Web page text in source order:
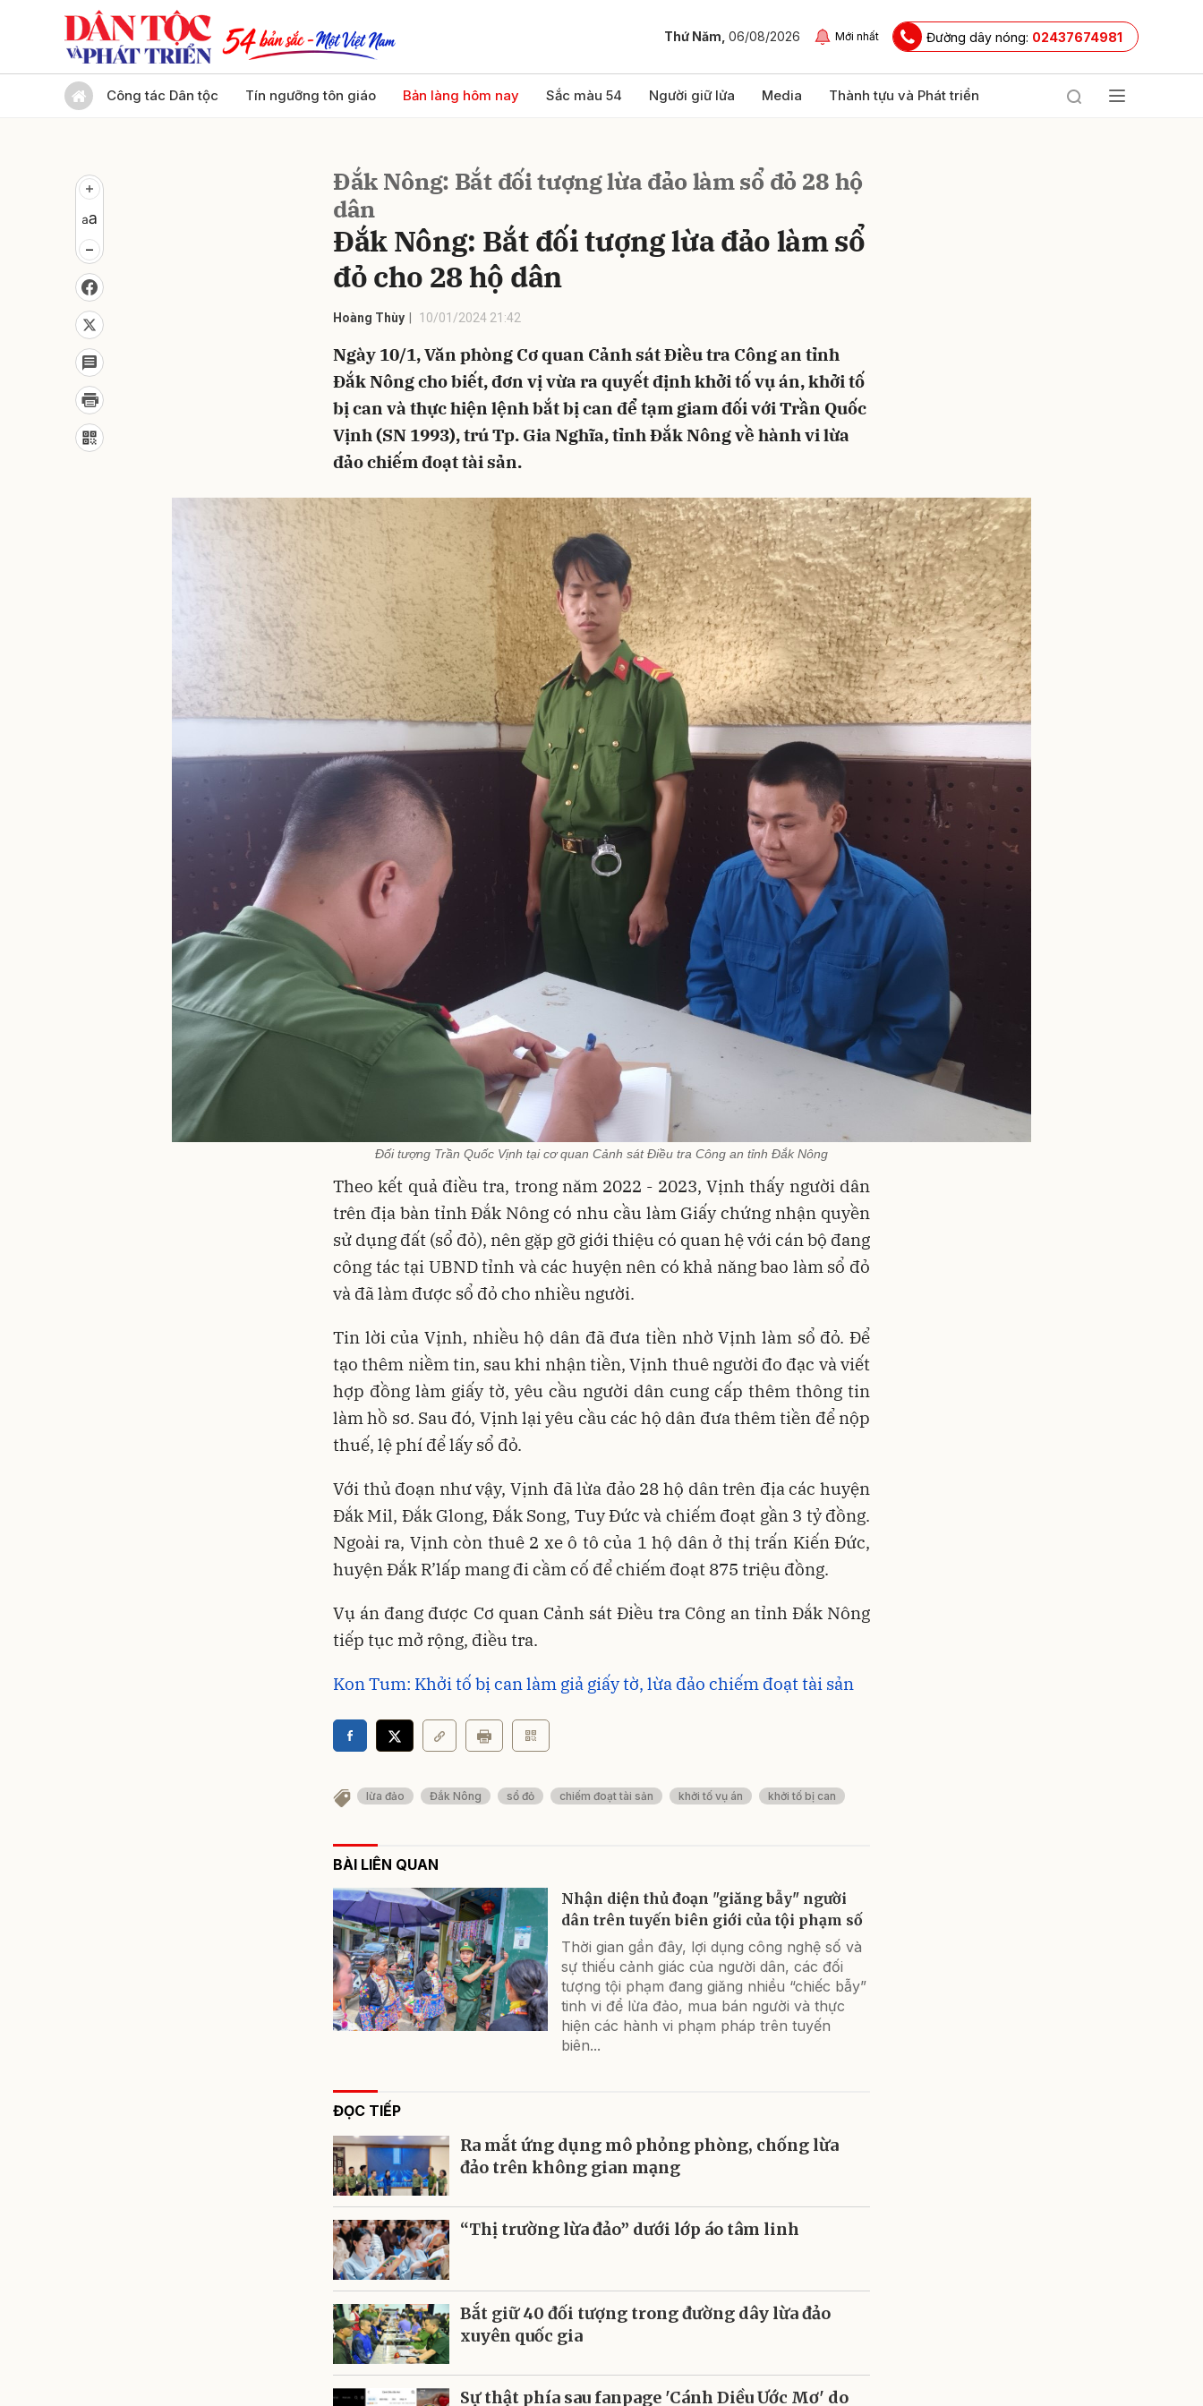
Thứ Năm, 06/08/2026 Mới nhất Đường dây nóng: 02437674981
Công tác Dân tộc Tín ngưỡng tôn giáo Bản làng hôm nay Sắc màu 54 Người giữ lửa Media Thành tựu và Phát triển
Đắk Nông: Bắt đối tượng lừa đảo làm sổ đỏ 28 hộ
dân
Đắk Nông: Bắt đối tượng lừa đảo làm sổ
đỏ cho 28 hộ dân
Hoàng Thùy 10/01/2024 21:42
Ngày 10/1, Văn phòng Cơ quan Cảnh sát Điều tra Công an tỉnh
Đắk Nông cho biết, đơn vị vừa ra quyết định khởi tố vụ án, khởi tố
bị can và thực hiện lệnh bắt bị can để tạm giam đối với Trần Quốc
Vịnh (SN 1993), trú Tp. Gia Nghĩa, tỉnh Đắk Nông về hành vi lừa
đảo chiếm đoạt tài sản.
Đối tượng Trần Quốc Vịnh tại cơ quan Cảnh sát Điều tra Công an tỉnh Đắk Nông
Theo kết quả điều tra, trong năm 2022 - 2023, Vịnh thấy người dân
trên địa bàn tỉnh Đắk Nông có nhu cầu làm Giấy chứng nhận quyền
sử dụng đất (sổ đỏ), nên gặp gỡ giới thiệu có quan hệ với cán bộ đang
công tác tại UBND tỉnh và các huyện nên có khả năng bao làm sổ đỏ
và đã làm được sổ đỏ cho nhiều người.
Tin lời của Vịnh, nhiều hộ dân đã đưa tiền nhờ Vịnh làm sổ đỏ. Để
tạo thêm niềm tin, sau khi nhận tiền, Vịnh thuê người đo đạc và viết
hợp đồng làm giấy tờ, yêu cầu người dân cung cấp thêm thông tin
làm hồ sơ. Sau đó, Vịnh lại yêu cầu các hộ dân đưa thêm tiền để nộp
thuế, lệ phí để lấy sổ đỏ.
Với thủ đoạn như vậy, Vịnh đã lừa đảo 28 hộ dân trên địa các huyện
Đắk Mil, Đắk Glong, Đắk Song, Tuy Đức và chiếm đoạt gần 3 tỷ đồng.
Ngoài ra, Vịnh còn thuê 2 xe ô tô của 1 hộ dân ở thị trấn Kiến Đức,
huyện Đắk R’lấp mang đi cầm cố để chiếm đoạt 875 triệu đồng.
Vụ án đang được Cơ quan Cảnh sát Điều tra Công an tỉnh Đắk Nông
tiếp tục mở rộng, điều tra.
Kon Tum: Khởi tố bị can làm giả giấy tờ, lừa đảo chiếm đoạt tài sản
lừa đảo Đắk Nông sổ đỏ chiếm đoạt tài sản khởi tố vụ án khởi tố bị can
BÀI LIÊN QUAN
Nhận diện thủ đoạn "giăng bẫy" người
dân trên tuyến biên giới của tội phạm số
Thời gian gần đây, lợi dụng công nghệ số và
sự thiếu cảnh giác của người dân, các đối
tượng tội phạm đang giăng nhiều “chiếc bẫy”
tinh vi để lừa đảo, mua bán người và thực
hiện các hành vi phạm pháp trên tuyến
biên...
ĐỌC TIẾP
Ra mắt ứng dụng mô phỏng phòng, chống lừa
đảo trên không gian mạng
“Thị trường lừa đảo” dưới lớp áo tâm linh
Bắt giữ 40 đối tượng trong đường dây lừa đảo
xuyên quốc gia
Sự thật phía sau fanpage 'Cánh Diều Ước Mơ' do
Gửi bình luận